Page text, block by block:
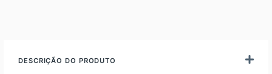
DESCRIÇÃO DO PRODUTO